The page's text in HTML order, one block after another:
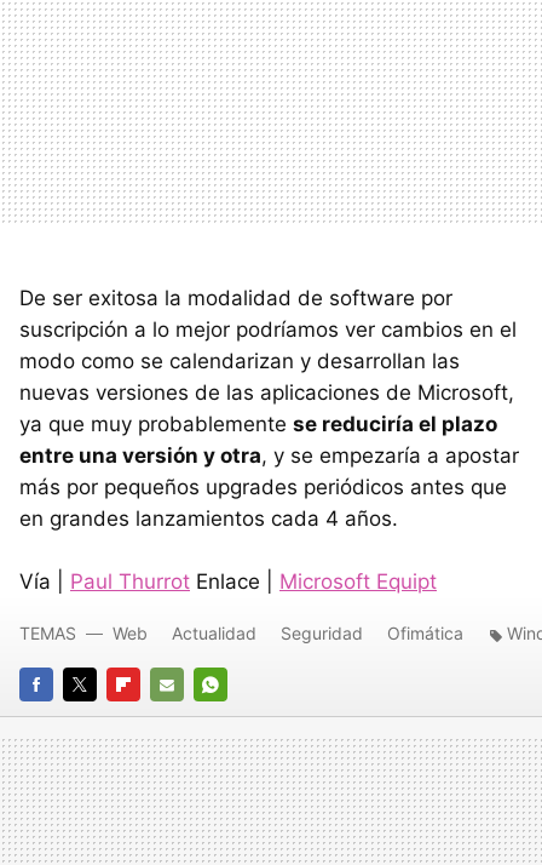
De ser exitosa la modalidad de software por
suscripción a lo mejor podríamos ver cambios en el
modo como se calendarizan y desarrollan las
nuevas versiones de las aplicaciones de Microsoft,
ya que muy probablemente se reduciría el plazo
entre una versión y otra, y se empezaría a apostar
más por pequeños upgrades periódicos antes que
en grandes lanzamientos cada 4 años.
Vía | Paul Thurrot Enlace | Microsoft Equipt
FACEBOOK
TWITTERFLIPBOARD
E-
MAIL
WHATSAPP
TEMAS Web Actualidad Seguridad Ofimática